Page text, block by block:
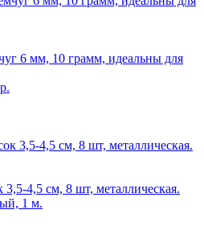
6 мм, 10 грамм, идеальны для
4,5 см, 8 шт, металлическая.